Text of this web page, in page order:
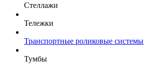
Стеллажи
Тележки
Транспортные роликовые системы
Тумбы